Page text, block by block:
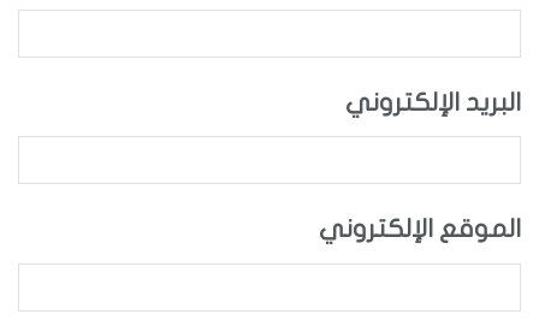
البريد الإلكتروني
الموقع الإلكتروني